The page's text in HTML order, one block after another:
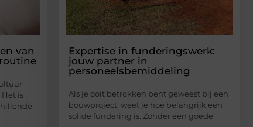
van
is
Expertise in funderingswerk:
jouw partner in
personeelsbemiddeling
Als je ooit betrokken bent geweest bij een
bouwproject, weet je hoe belangrijk een
solide fundering is. Zonder een goede